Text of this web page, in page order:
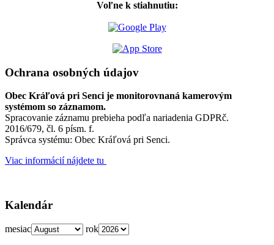
Voľne k stiahnutiu:
Ochrana osobných údajov
Obec Kráľová pri Senci je monitorovnaná kamerovým
systémom so záznamom.
Spracovanie záznamu prebieha podľa nariadenia GDPRč.
2016/679, čl. 6 písm. f.
Správca systému: Obec Kráľová pri Senci.
Viac informácií nájdete tu
Kalendár
mesiac rok